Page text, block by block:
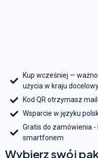
Kup wcześniej —
użycia w kraju
Kod QR otrzymasz
Wsparcie w języku
Gratis do zamówienia
smartfonem
Wybierz swój